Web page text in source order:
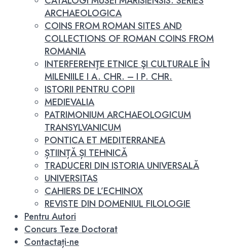
ARCHAEOLOGICA
COINS FROM ROMAN SITES AND
COLLECTIONS OF ROMAN COINS FROM
ROMANIA
INTERFERENŢE ETNICE ŞI CULTURALE ÎN
MILENIILE I A. CHR. – I P. CHR.
ISTORII PENTRU COPII
MEDIEVALIA
PATRIMONIUM ARCHAEOLOGICUM
TRANSYLVANICUM
PONTICA ET MEDITERRANEA
ȘTIINȚĂ ȘI TEHNICĂ
TRADUCERI DIN ISTORIA UNIVERSALĂ
UNIVERSITAS
CAHIERS DE L’ECHINOX
REVISTE DIN DOMENIUL FILOLOGIE
Pentru Autori
Concurs Teze Doctorat
Contactați-ne